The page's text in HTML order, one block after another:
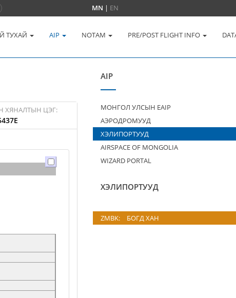
MN | EN
ТУХАЙ AIP NOTAM PRE/POST FLIGHT INFO
ХЯНАЛТЫН ЦЭГ:
AIP
МОНГОЛ УЛСЫН EAIP
АЭРОДРОМУУД
ХЭЛИПОРТУУД
AIRSPACE OF MONGOLIA
WIZARD PORTAL
ХЭЛИПОРТУУД
ZMBK: БОГД ХАН